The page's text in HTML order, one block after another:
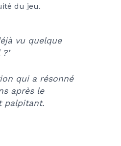
du jeu.
vu quelque
qui a résonné
après le
palpitant.